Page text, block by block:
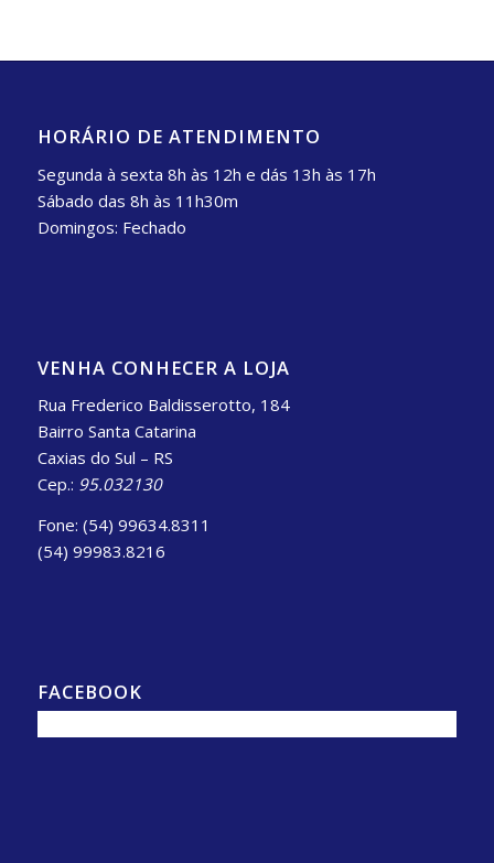
HORÁRIO DE ATENDIMENTO
Segunda à sexta 8h às 12h e dás 13h às 17h
Sábado das 8h às 11h30m
Domingos: Fechado
VENHA CONHECER A LOJA
Rua Frederico Baldisserotto, 184
Bairro Santa Catarina
Caxias do Sul – RS
Cep.: 95.032130
Fone: (54) 99634.8311
(54) 99983.8216
FACEBOOK